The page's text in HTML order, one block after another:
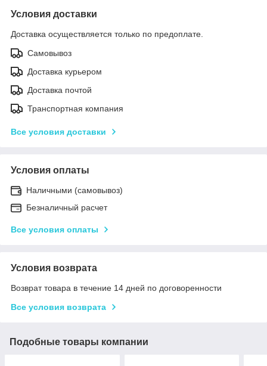
Условия доставки
Доставка осуществляется только по предоплате.
Самовывоз
Доставка курьером
Доставка почтой
Транспортная компания
Все условия доставки
Условия оплаты
Наличными (самовывоз)
Безналичный расчет
Все условия оплаты
Условия возврата
Возврат товара в течение 14 дней по договоренности
Все условия возврата
Подобные товары компании